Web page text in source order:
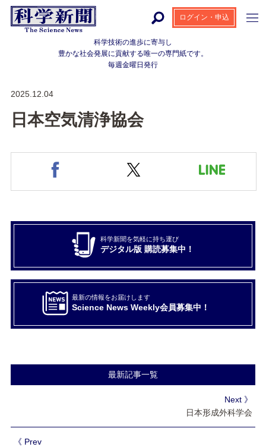
科学技術の進歩に寄与し
豊かな社会発展に貢献する唯一の専門紙です。
毎週金曜日発行
ログイン・申込
2025.12.04
日本空気清浄協会
科学新聞を気軽に持ち運び
デジタル版 購読募集中！
最新の情報をお届けします
Science News Weekly会員募集中！
最新記事一覧
Next 》
日本形成外科学会
《 Prev